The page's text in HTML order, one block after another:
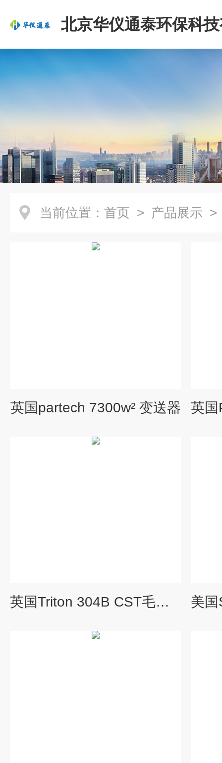
北京华仪通泰环保科
司
当前位置： 首页 > 产品展示
英国partech 7300w² 变送器
英国Triton 304B CST毛细吸水时间测定仪